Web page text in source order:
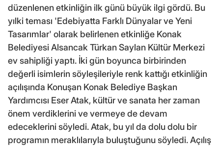
düzenlenen etkinliğin ilk günü büyük ilgi gördü. Bu
yılki teması 'Edebiyatta Farklı Dünyalar ve Yeni
Tasarımlar' olarak belirlenen etkinliğe Konak
Belediyesi Alsancak Türkan Saylan Kültür Merkezi
ev sahipliği yaptı. İki gün boyunca birbirinden
değerli isimlerin söyleşileriyle renk kattığı etkinliğin
açılışında Konuşan Konak Belediye Başkan
Yardımcısı Eser Atak, kültür ve sanata her zaman
önem verdiklerini ve vermeye de devam
edeceklerini söyledi. Atak, bu yıl da dolu dolu bir
programın meraklılarıyla buluştuğunu söyledi. Açılış